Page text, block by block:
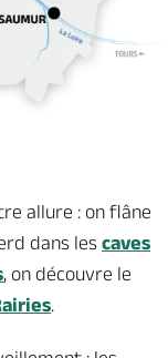
allure : on flâne
dans lescaves
, on découvre le
.